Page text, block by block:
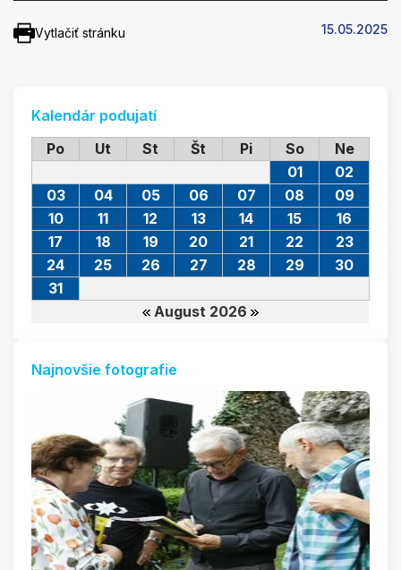
Vytlačiť stránku 15.05.2025
Kalendár podujatí
Po
Ut St Št Pi So Ne
August 2026
01
02
03
04 05 06 07 08
09
10
11 12 13 14 15
16
17
18 19 20 21 22
23
24
25 26 27 28 29
30
31
Najnovšie fotografie